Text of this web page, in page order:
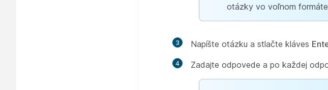
otázky vo voľnom
3 Napíšte otázku a stlačte kláves
4 Zadajte odpovede a po každej